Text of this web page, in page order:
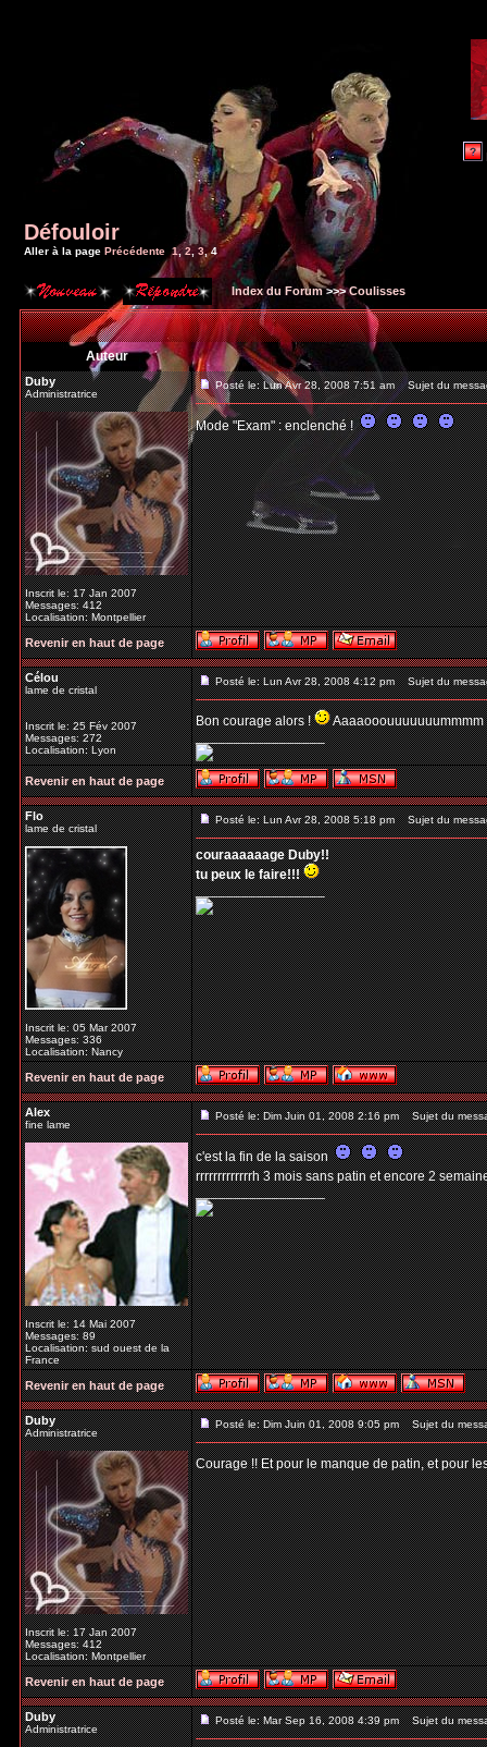
Défouloir
Aller à la page Précédente 1,2 3,4
Index du Forum>>>Coulisses
Auteur
Duby
Administratrice
Inscrit le: 17 Jan 2007
Messages: 412
Localisation: Montpellier
Posté le: Lun Avr 28, 2008 7:51 am Sujet du
Mode "Exam" : enclenché !
Revenir en haut de page
Célou
lame de cristal
Inscrit le: 25 Fév 2007
Messages: 272
Localisation: Lyon
Posté le: Lun Avr 28, 2008 4:12 pm Sujet du
Bon courage alors !
Aaaaooouuuuuuummmm
_________________
Revenir en haut de page
Flo
lame de cristal
Inscrit le: 05 Mar 2007
Messages: 336
Localisation: Nancy
Posté le: Lun Avr 28, 2008 5:18 pm Sujet du
couraaaaaage Duby!!
tu peux le faire!!!
_________________
Revenir en haut de page
Alex
fine lame
Inscrit le: 14 Mai 2007
Messages: 89
Localisation: sud ouest de la
France
Posté le: Dim Juin 01, 2008 2:16 pm Sujet du
c'est la fin de la saison
rrrrrrrrrrrrrh 3 mois sans patin et encore 2
_________________
Revenir en haut de page
Duby
Administratrice
Inscrit le: 17 Jan 2007
Messages: 412
Localisation: Montpellier
Posté le: Dim Juin 01, 2008 9:05 pm Sujet du
Courage !! Et pour le manque de patin, et pour
Revenir en haut de page
Duby
Administratrice
Posté le: Mar Sep 16, 2008 4:39 pm Sujet du